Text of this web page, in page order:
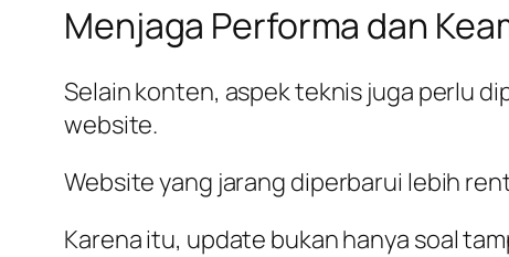
Menjaga Performa dan
Selain konten, aspek teknis juga perlu
website.
Website yang jarang diperbarui lebih
Karena itu, update bukan hanya soal